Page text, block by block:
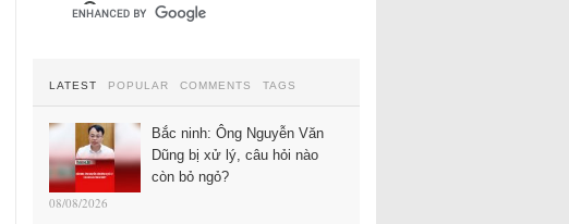
LATEST POPULAR COMMENTS TAGS
Bắc ninh: Ông Nguyễn Văn
Dũng bị xử lý, câu hỏi nào
còn bỏ ngỏ?
08/08/2026